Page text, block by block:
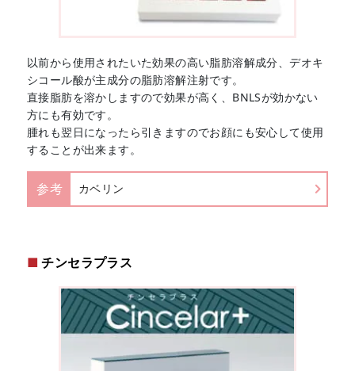
以前から使用されたいた効果の高い脂肪溶解成分、デオキ
シコール酸が主成分の脂肪溶解注射です。
直接脂肪を溶かしますので効果が高く、BNLSが効かない
方にも有効です。
腫れも翌日になったら引きますのでお顔にも安心して使用
することが出来ます。
参考 カベリン
チンセラプラス